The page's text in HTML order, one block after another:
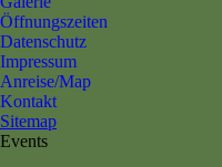
Öffnungszeiten
Datenschutz
Impressum
Anreise/Map
Kontakt
Sitemap
Events